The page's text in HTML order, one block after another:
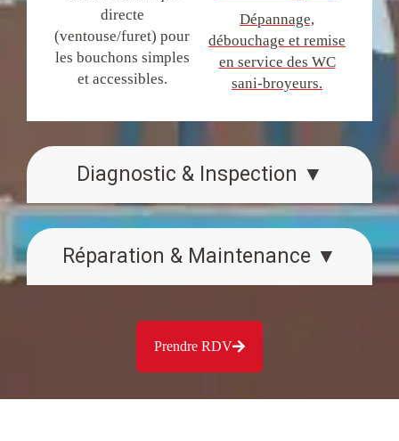
Diagnostic & Inspection ▼
Réparation & Maintenance ▼
directe
(ventouse/furet) pour
les bouchons simples
et accessibles.
Dépannage,
débouchage et remise
en service des WC
sani-broyeurs.
Prendre RDV